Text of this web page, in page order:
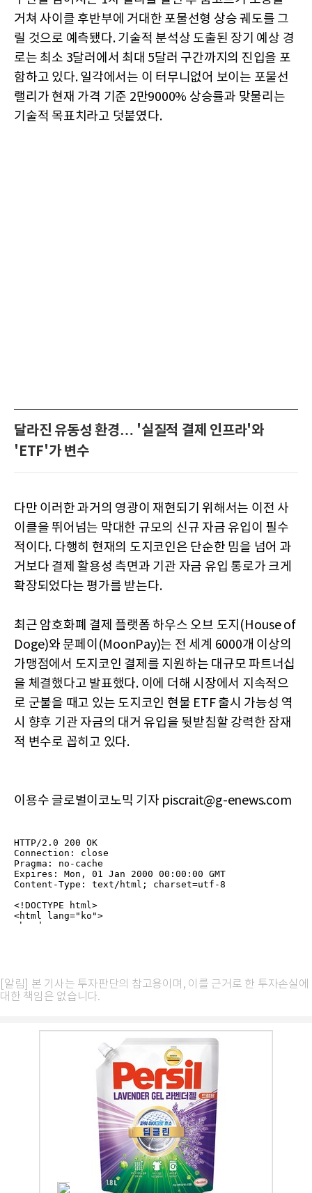
거쳐 사이클 후반부에 거대한 포물선형 상승 궤도를 그
릴 것으로 예측됐다. 기술적 분석상 도출된 장기 예상 경
로는 최소 3달러에서 최대 5달러 구간까지의 진입을 포
함하고 있다. 일각에서는 이 터무니없어 보이는 포물선
랠리가 현재 가격 기준 2만9000% 상승률과 맞물리는
기술적 목표치라고 덧붙였다.
달라진 유동성 환경… '실질적 결제 인프라'와
'ETF'가 변수
다만 이러한 과거의 영광이 재현되기 위해서는 이전 사
이클을 뛰어넘는 막대한 규모의 신규 자금 유입이 필수
적이다. 다행히 현재의 도지코인은 단순한 밈을 넘어 과
거보다 결제 활용성 측면과 기관 자금 유입 통로가 크게
확장되었다는 평가를 받는다.
최근 암호화폐 결제 플랫폼 하우스 오브 도지(House of
Doge)와 문페이(MoonPay)는 전 세계 6000개 이상의
가맹점에서 도지코인 결제를 지원하는 대규모 파트너십
을 체결했다고 발표했다. 이에 더해 시장에서 지속적으
로 군불을 때고 있는 도지코인 현물 ETF 출시 가능성 역
시 향후 기관 자금의 대거 유입을 뒷받침할 강력한 잠재
적 변수로 꼽히고 있다.
이용수 글로벌이코노믹 기자 piscrait@g-enews.com
[알림] 본 기사는 투자판단의 참고용이며, 이를 근거로 한 투자손실에
대한 책임은 없습니다.